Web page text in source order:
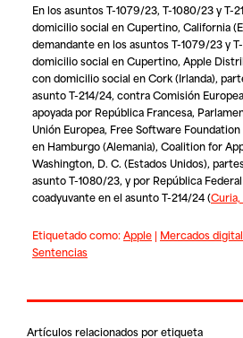
En los asuntos T-1079/23, T-1080/23 y T-
domicilio social en Cupertino, California
demandante en los asuntos T-1079/23 y
domicilio social en Cupertino, Apple
con domicilio social en Cork (Irlanda),
asunto T-214/24, contraComisión Europea
apoyada por República Francesa,
Unión Europea, Free Software Foundation
en Hamburgo (Alemania), Coalition for
Washington, D. C. (Estados Unidos),
asunto T-1080/23, y por República
coadyuvante en el asunto T-214/24(
Etiquetado como:Apple| Mercados
Sentencias
Artículos relacionados por etiqueta